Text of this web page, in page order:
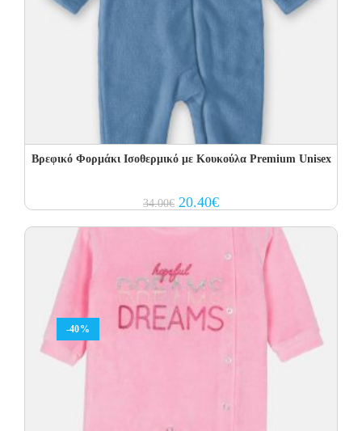
Βρεφικό Φορμάκι Ισοθερμικό με Kουκούλα Premium Unisex
34.00€ Original
price
20.40€Current
price
-40%